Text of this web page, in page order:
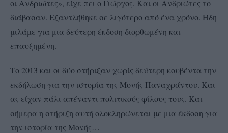
οι Ανδριώτες», είχε πει ο Γιώργος. Και οι Ανδριώτες το
διάβασαν. Εξαντλήθηκε σε λιγότερο από ένα χρόνο. Ήδη
μιλάμε για μια δεύτερη έκδοση διορθωμένη και
επαυξημένη.
Το 2013 και οι δύο στήριξαν χωρίς δεύτερη κουβέντα την
εκδήλωση για την ιστορία της Μονής Παναχράντου. Και
ας είχαν πάλι απέναντι πολιτικούς φίλους τους. Και
σήμερα η στήριξη αυτή ολοκληρώνεται με μια έκδοση για
την ιστορία της Μονής…